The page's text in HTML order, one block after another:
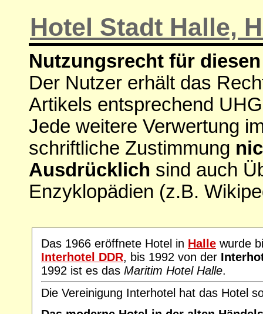
Hotel Stadt Halle,
Nutzungsrecht für
Der Nutzer erhält das
Artikels entsprechend
Jede weitere Verwertung
schriftliche Zustimmung
Ausdrücklich sind auch
Enzyklopädien (z.B.
Das 1966 eröffnete Hotel in Halle wurde
Interhotel DDR, bis 1992 von der
1992 ist es das Maritim Hotel Halle.
Die Vereinigung Interhotel hat das Hotel